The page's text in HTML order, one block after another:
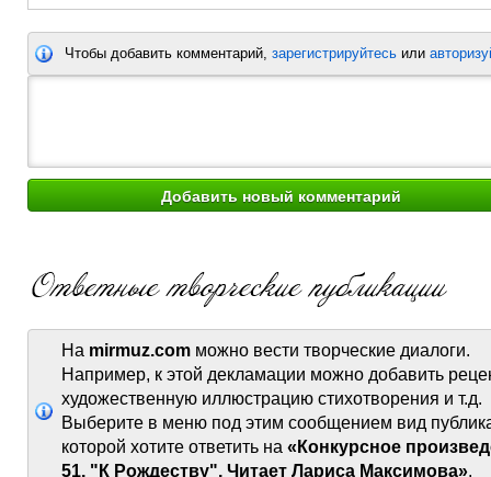
Чтобы добавить комментарий, зарегистрируйтесь или
На mirmuz.com можно вести творческие диалоги.
Например, к этой декламации можно добавить
художественную иллюстрацию стихотворения и т.д.
Выберите в меню под этим сообщением вид
которой хотите ответить на «Конкурсное
51. "К Рождеству". Читает Лариса Максимова».